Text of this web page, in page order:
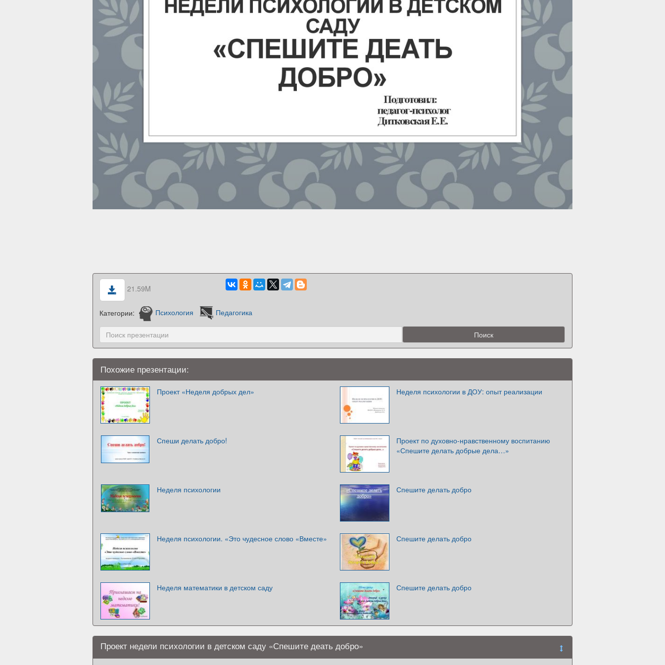
21.59M
Категории: Психология Педагогика
Похожие презентации:
Проект «Неделя добрых дел» Неделя психологии в ДОУ: опыт реализации
Спеши делать добро!
Проект по духовно-нравственному воспитанию
«Спешите делать добрые дела…»
Неделя психологии Спешите делать добро
Неделя психологии. «Это чудесное слово «Вместе» Спешите делать добро
Неделя математики в детском саду Спешите делать добро
Проект недели психологии в детском саду «Спешите деать добро»